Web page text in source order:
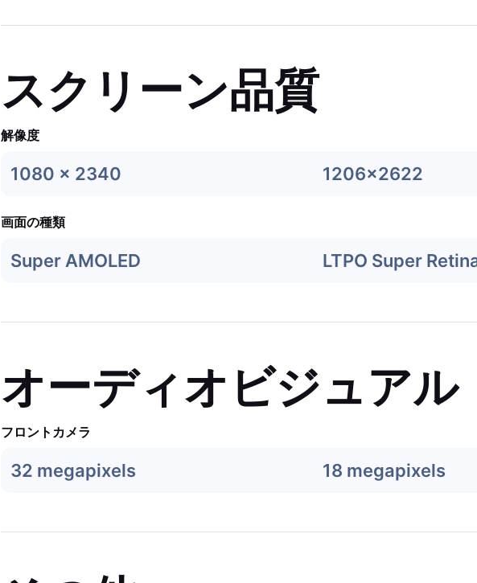
スクリーン品質
解像度
1080 x 2340 1206x2622
画面の種類
Super AMOLED LTPO Super
オーディオビジュアル
フロントカメラ
32 megapixels 18 megapixels